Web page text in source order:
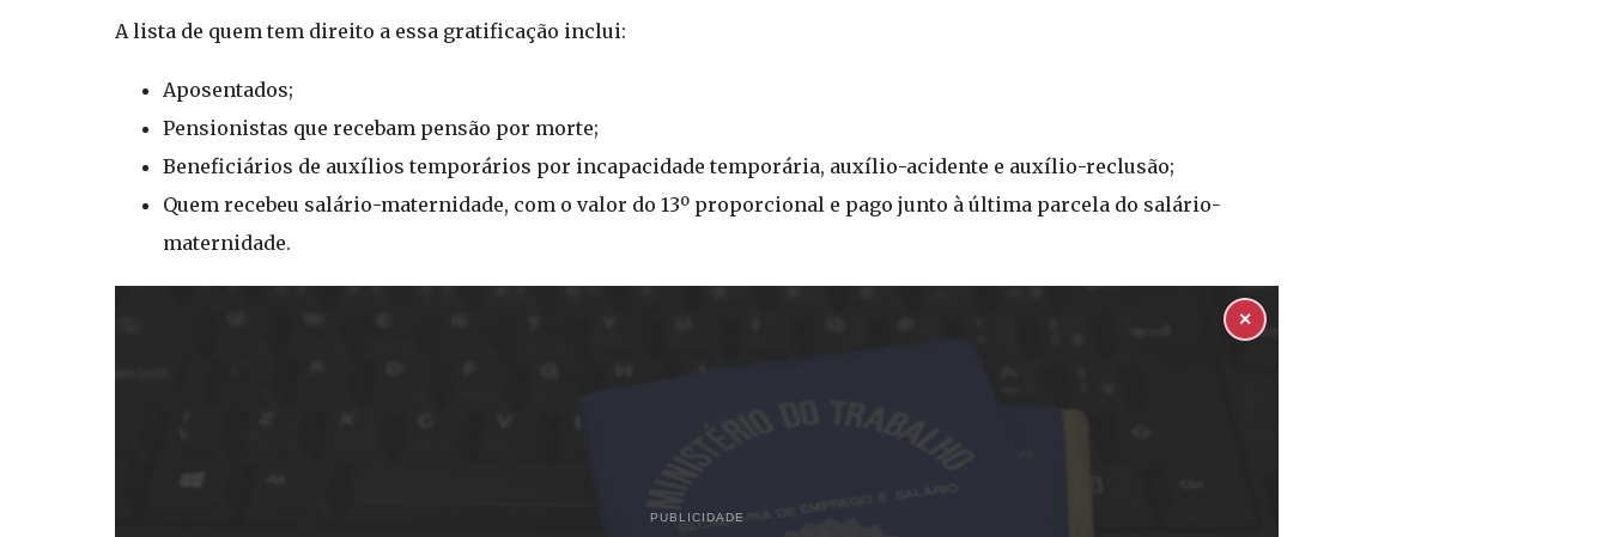
A lista de quem tem direito a essa gratificação inclui:
Aposentados;
Pensionistas que recebam pensão por morte;
Beneficiários de auxílios temporários por incapacidade temporária, auxílio-acidente e auxílio-reclusão;
Quem recebeu salário-maternidade, com o valor do 13º proporcional e pago junto à última parcela do salário-
maternidade.
PUBLICIDADE
✕